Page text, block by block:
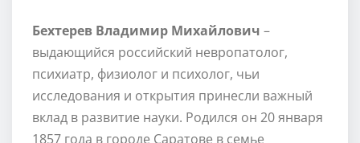
Бехтерев Владимир Михайлович –
выдающийся российский невропатолог,
психиатр, физиолог и психолог, чьи
исследования и открытия принесли важный
вклад в развитие науки. Родился он 20 января
1857 года в городе Саратове в семье